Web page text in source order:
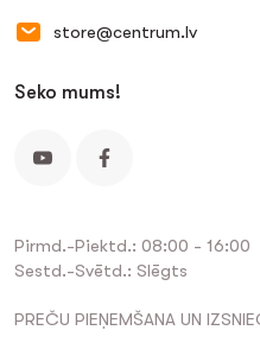
store@centrum.lv
Seko mums!
Pirmd.-Piektd.: 08:00 - 16:00
Sestd.-Svētd.: Slēgts
PREČU PIEŅEMŠANA UN